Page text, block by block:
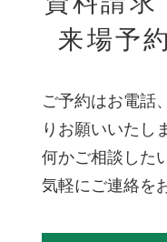
来場予
ご予約はお電話
りお願いいたし
何かご相談した
気軽にご連絡を